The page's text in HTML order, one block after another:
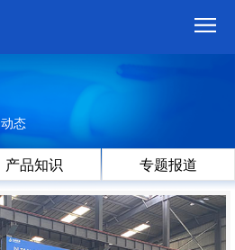
动态
产品知识 专题报道